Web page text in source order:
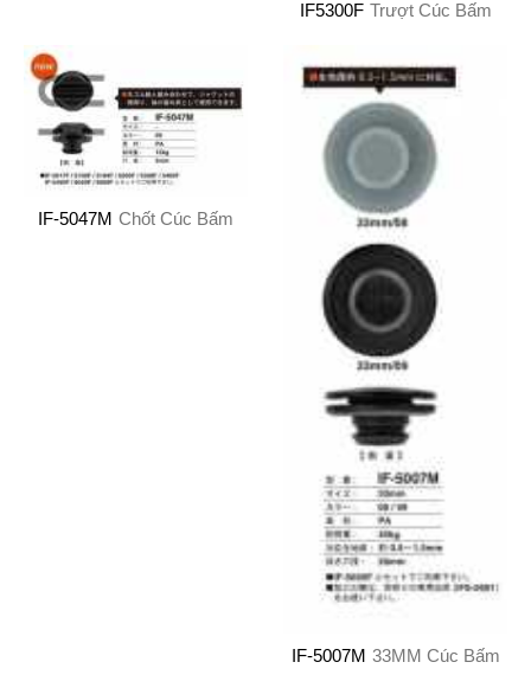
IF5300F Trượt Cúc Bấm
IF-5047M Chốt Cúc Bấm
IF-5007M 33MM Cúc Bấm